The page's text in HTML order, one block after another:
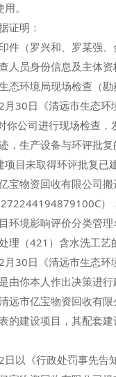
。
明：
（罗兴和、罗某强、
人员身份信息及主体资
环境局现场检查（勘
月30日《清远市生态
公司进行现场检查
，生产设备与环评批
目未取得环评批复已
物资回收有限公司搬
）
境影响评价分类管理
理（421）含水洗工艺
日《清远市生态环境
由你本人作出决策进行
市亿宝物资回收有限
的建设项目，其配套
《行政处罚事先告